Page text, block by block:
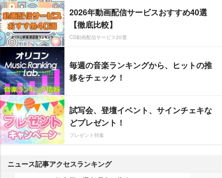
2026年動画配信サービスおすすめ40選
【徹底比較】
CS動画配信サービス20選
毎週の音楽ランキングから、ヒットの推
移をチェック！
試写会、登壇イベント、サインチェキな
どプレゼント！
プレゼント特集
ニュース記事アクセスランキング